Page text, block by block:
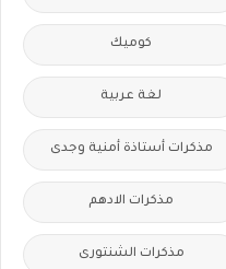
كوميك
لغة عربية
مذكرات أستاذة أمنية وجدى
مذكرات الادهم
مذكرات الشنتورى